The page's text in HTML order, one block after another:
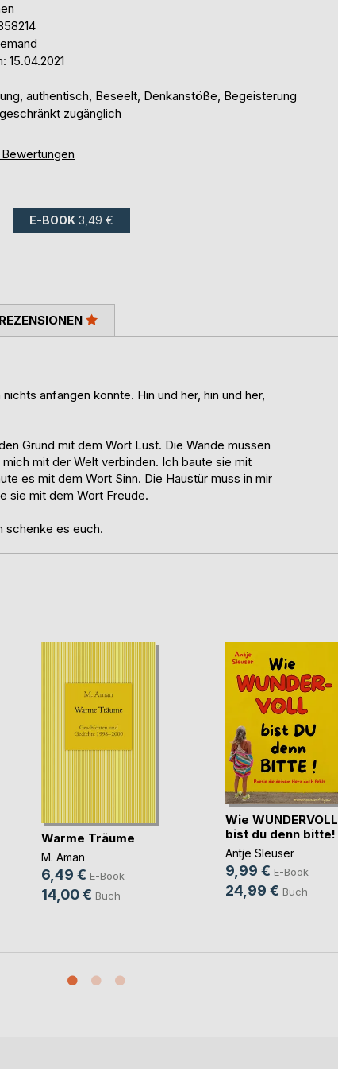
15.04.2021
authentisch, Beseelt, Denkanstöße, Begeisterung
zugänglich
Bewertungen
E-BOOK 3,49 €
anfangen konnte. Hin und her, hin und her,
Grund mit dem Wort Lust. Die Wände müssen
mit der Welt verbinden. Ich baute sie mit
es mit dem Wort Sinn. Die Haustür muss in mir
sie mit dem Wort Freude.
schenke es euch.
REZENSIONEN
Warme Träume
M. Aman
6,49 € E-Book
14,00 € Buch
Wie WUNDERVOLL
bist du denn bitte!
Antje Sleuser
9,99 € E-Book
24,99 € Buch